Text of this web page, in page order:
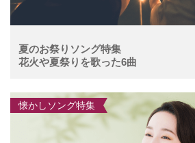
夏のお祭りソング特集
花火や夏祭りを歌った6曲
懐かしソング特集